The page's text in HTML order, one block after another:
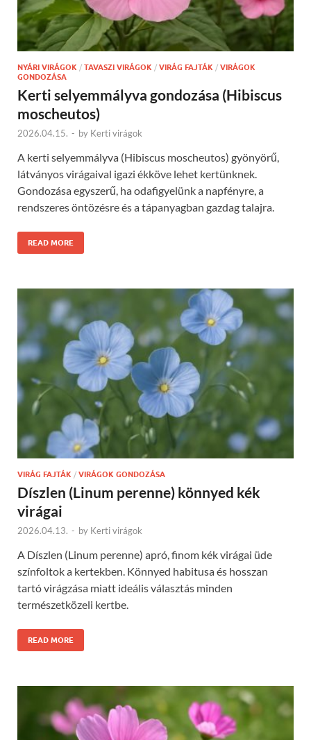
NYÁRI VIRÁGOK / TAVASZI VIRÁGOK / VIRÁG FAJTÁK / VIRÁGOK
GONDOZÁSA
Kerti selyemmályva gondozása (Hibiscus
moscheutos)
2026.04.15. - by Kerti virágok
A kerti selyemmályva (Hibiscus moscheutos) gyönyörű,
látványos virágaival igazi ékköve lehet kertünknek.
Gondozása egyszerű, ha odafigyelünk a napfényre, a
rendszeres öntözésre és a tápanyagban gazdag talajra.
READ MORE
VIRÁG FAJTÁK / VIRÁGOK GONDOZÁSA
Díszlen (Linum perenne) könnyed kék
virágai
2026.04.13. - by Kerti virágok
A Díszlen (Linum perenne) apró, finom kék virágai üde
színfoltok a kertekben. Könnyed habitusa és hosszan
tartó virágzása miatt ideális választás minden
természetközeli kertbe.
READ MORE